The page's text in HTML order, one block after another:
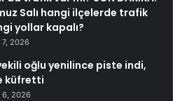
Salı hangi ilçelerde trafik
yollar kapalı?
2026
oğlu yenilince piste indi,
küfretti
6, 2026